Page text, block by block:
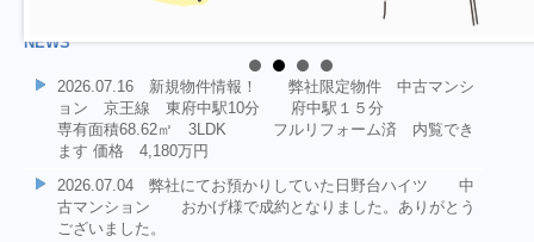
NEWS
2026.07.16 新規物件情報！ 弊社限定物件 中古マンシ
ョン 京王線 東府中駅10分 府中駅１５分
専有面積68.62㎡ 3LDK フルリフォーム済 内覧でき
ます 価格 4,180万円
2026.07.04 弊社にてお預かりしていた日野台ハイツ 中
古マンション おかげ様で成約となりました。ありがとう
ございました。